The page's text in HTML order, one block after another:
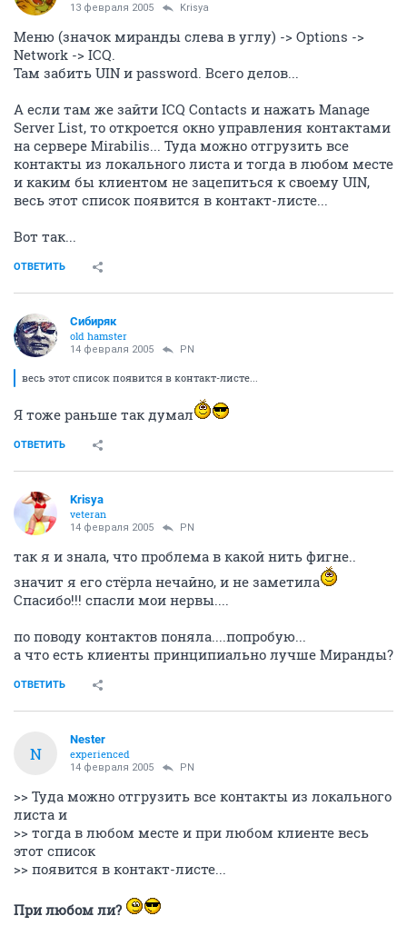
13 февраля 2005 Krisya
Меню (значок миранды слева в углу) -> Options ->
Network -> ICQ.
Там забить UIN и password. Всего делов...
А если там же зайти ICQ Contacts и нажать Manage
Server List, то откроется окно управления контактами
на сервере Mirabilis... Туда можно отгрузить все
контакты из локального листа и тогда в любом месте
и каким бы клиентом не зацепиться к своему UIN,
весь этот список появится в контакт-листе...
Вот так...
ОТВЕТИТЬ
Сибиряк
old hamster
14 февраля 2005 PN
весь этот список появится в контакт-листе...
Я тоже раньше так думал
ОТВЕТИТЬ
Krisya
veteran
14 февраля 2005 PN
так я и знала, что проблема в какой нить фигне..
значит я его стёрла нечайно, и не заметила
Спасибо!!! спасли мои нервы....
по поводу контактов поняла....попробую...
а что есть клиенты принципиально лучше Миранды?
ОТВЕТИТЬ
N
Nestеr
experienced
14 февраля 2005 PN
>> Туда можно отгрузить все контакты из локального
листа и
>> тогда в любом месте и при любом клиенте весь
этот список
>> появится в контакт-листе...
При любом ли?